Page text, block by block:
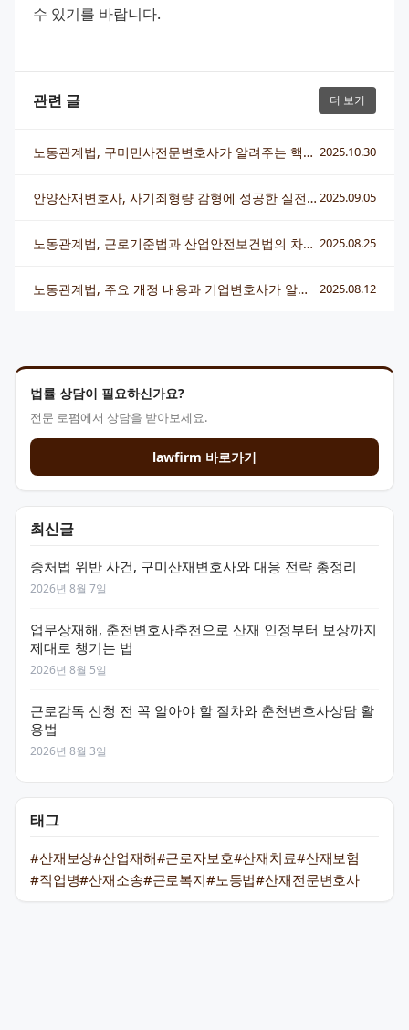
법률 상담이 필요하신가요?
전문 로펌에서 상담을 받아보세요.
lawfirm 바로가기
최신글
중처법 위반 사건, 구미산재변호사와 대응 전략 총정리
2026년 8월 7일
업무상재해, 춘천변호사추천으로 산재 인정부터 보상까지
제대로 챙기는 법
2026년 8월 5일
근로감독 신청 전 꼭 알아야 할 절차와 춘천변호사상담 활
용법
2026년 8월 3일
태그
#산재보상#산업재해#근로자보호#산재치료#산재보험
#직업병#산재소송#근로복지#노동법#산재전문변호사
수 있기를 바랍니다.
관련 글 더 보기
노동관계법, 구미민사전문변호사가 알려주는 핵심 포인트 2025.10.30
안양산재변호사, 사기죄형량 감형에 성공한 실전 대응 전략 2025.09.05
노동관계법, 근로기준법과 산업안전보건법의 차이점이 궁금해요? 기업전문변호사가 알려드려요 2025.08.25
노동관계법, 주요 개정 내용과 기업변호사가 알려주는 대응 포인트 2025.08.12